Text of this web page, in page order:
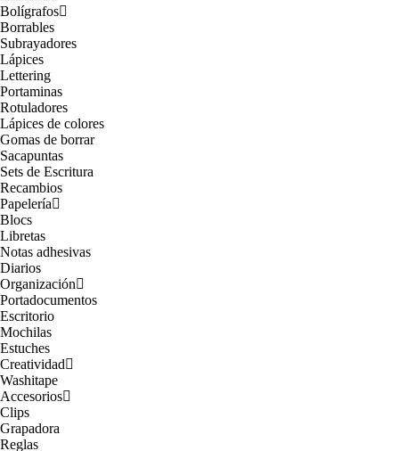
Bolígrafos
Borrables
Subrayadores
Lápices
Lettering
Portaminas
Rotuladores
Lápices de colores
Gomas de borrar
Sacapuntas
Sets de Escritura
Recambios
Papelería
Blocs
Libretas
Notas adhesivas
Diarios
Organización
Portadocumentos
Escritorio
Mochilas
Estuches
Creatividad
Washitape
Accesorios
Clips
Grapadora
Reglas